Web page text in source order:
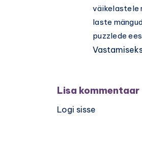
väikelastele
laste
puzzlede
Lisa kommentaar
Logi sisse